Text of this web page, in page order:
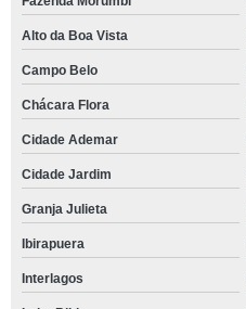
Alto da Boa Vista
Campo Belo
Chácara Flora
Cidade Ademar
Cidade Jardim
Granja Julieta
Ibirapuera
Interlagos